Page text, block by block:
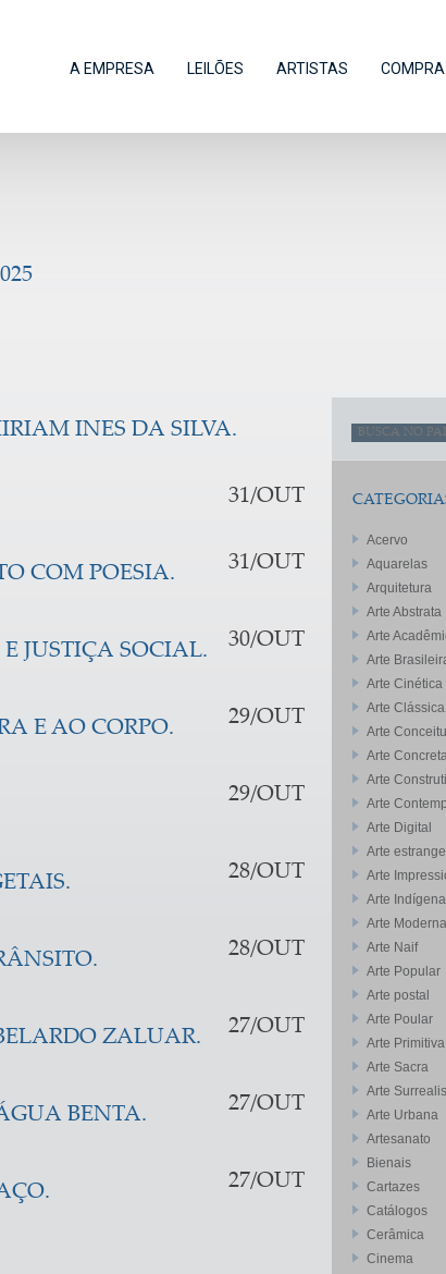
A EMPRESA LEILÕES ARTISTAS
INES DA SILVA.
31/OUT
COM POESIA. 31/OUT
JUSTIÇA SOCIAL. 30/OUT
E AO CORPO. 29/OUT
29/OUT
28/OUT
28/OUT
ZALUAR. 27/OUT
BENTA. 27/OUT
27/OUT
Acervo
Aquarelas
Arquitetura
Arte Abstrata
Arte
Arte
Arte Cinética
Arte Clássica
Arte
Arte
Arte
Arte
Arte Digital
Arte
Arte
Arte Indígena
Arte Moderna
Arte Naif
Arte Popular
Arte postal
Arte Poular
Arte Primitiva
Arte Sacra
Arte
Arte Urbana
Artesanato
Bienais
Cartazes
Catálogos
Cerâmica
Cinema